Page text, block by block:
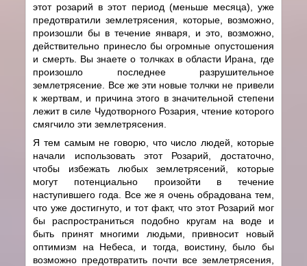
этот розарий в этот период (меньше месяца), уже
предотвратили землетрясения, которые, возможно,
произошли бы в течение января, и это, возможно,
действительно принесло бы огромные опустошения
и смерть. Вы знаете о толчках в области Ирана, где
произошло последнее разрушительное
землетрясение. Все же эти новые толчки не привели
к жертвам, и причина этого в значительной степени
лежит в силе Чудотворного Розария, чтение которого
смягчило эти землетрясения.
Я тем самым не говорю, что число людей, которые
начали использовать этот Розарий, достаточно,
чтобы избежать любых землетрясений, которые
могут потенциально произойти в течение
наступившего года. Все же я очень обрадована тем,
что уже достигнуто, и тот факт, что этот Розарий мог
бы распространиться подобно кругам на воде и
быть принят многими людьми, привносит новый
оптимизм на Небеса, и тогда, воистину, было бы
возможно предотвратить почти все землетрясения,